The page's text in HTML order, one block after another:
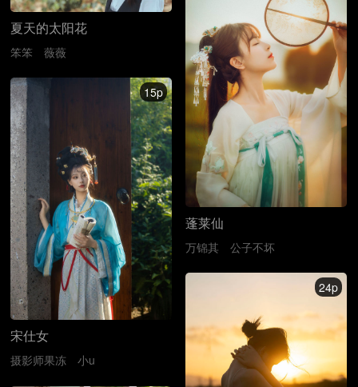
夏天的太阳花
笨笨 薇薇
蓬莱仙
万锦其 公子不坏
15p
宋仕女
摄影师果冻 小u
24p